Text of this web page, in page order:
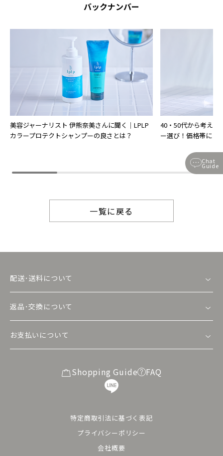
Chat
Guide
バックナンバー
美容ジャーナリスト 伊熊奈美さんに聞く｜LPLP
カラープロテクトシャンプーの良さとは？
40・50代から考えた
ー選び！価格帯によ
一覧に戻る
配送･送料について
返品･交換について
お支払いについて
Shopping Guide FAQ
特定商取引法に基づく表記
プライバシーポリシー
会社概要